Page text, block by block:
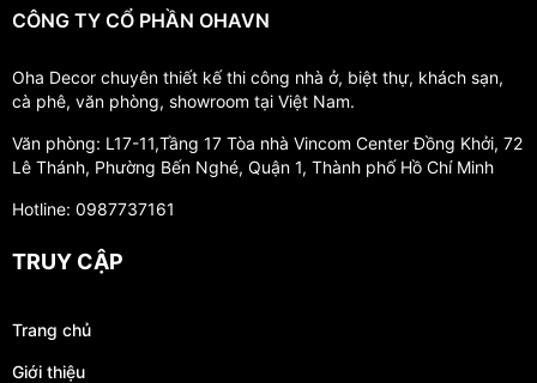
CÔNG TY CỔ PHẦN OHAVN
Oha Decor chuyên thiết kế thi công nhà ở, biệt thự, khách sạn,
cà phê, văn phòng, showroom tại Việt Nam.
Văn phòng: L17-11,Tầng 17 Tòa nhà Vincom Center Đồng Khởi, 72
Lê Thánh, Phường Bến Nghé, Quận 1, Thành phố Hồ Chí Minh
Hotline: 0987737161
TRUY CẬP
Trang chủ
Giới thiệu